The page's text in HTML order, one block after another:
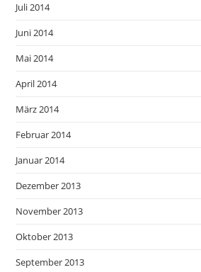
Juli 2014
Juni 2014
Mai 2014
April 2014
März 2014
Februar 2014
Januar 2014
Dezember 2013
November 2013
Oktober 2013
September 2013